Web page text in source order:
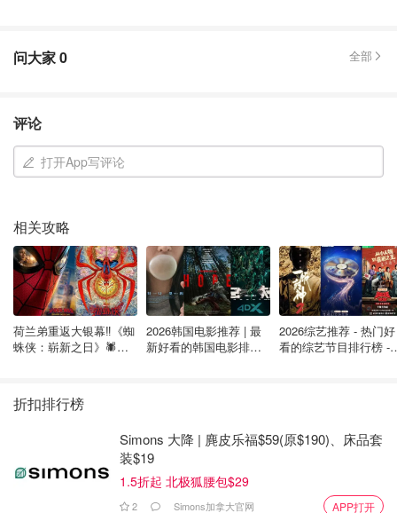
诈的责任从受害者转移到贷款机构。
保护你的身份
窃取一个人的身份往往是产权欺诈的第一步。
政府颁发的身份文件，包括驾驶执照、护照、出生证明、社
会保险号码（SIN）卡和公民卡，都可以用来申请抵押贷款
或采取步骤购买或出售房屋。
加拿大反欺诈中心提供了以下预防身份盗窃的提示。
对与你分享个人信息的人要保持警惕。
不正常的情况。
通过定期取回邮件来限制邮件被盗。
问大家0 全部
评论
打开App写评论
相关攻略
荷兰弟重返大银幕‼️《蜘
蛛侠：崭新之日》🕷️北
2026韩国电影推荐 | 最
新好看的韩国电影排行
2026综艺推荐 - 热门好
看的综艺节目排行榜 -
折扣排行榜
Simons 大降 | 麂皮乐福$59(原$190)、床品套
装$19
1.5折起 北极狐腰包$29
2 Simons加拿大官网 APP打开